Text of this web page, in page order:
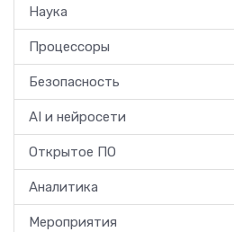
Наука
Процессоры
Безопасность
AI и нейросети
Открытое ПО
Аналитика
Мероприятия